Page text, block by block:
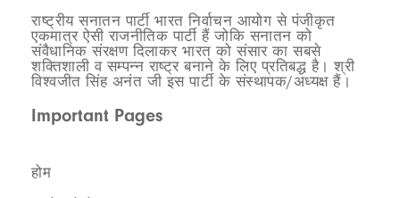
राष्ट्रीय सनातन पार्टी भारत निर्वाचन आयोग से पंजीकृत
एकमात्र ऐसी राजनीतिक पार्टी हैं जोकि सनातन को
संवैधानिक संरक्षण दिलाकर भारत को संसार का सबसे
शक्तिशाली व सम्पन्न राष्ट्र बनाने के लिए प्रतिबद्ध है। श्री
विश्वजीत सिंह अनंत जी इस पार्टी के संस्थापक/अध्यक्ष हैं।
Important Pages
होम